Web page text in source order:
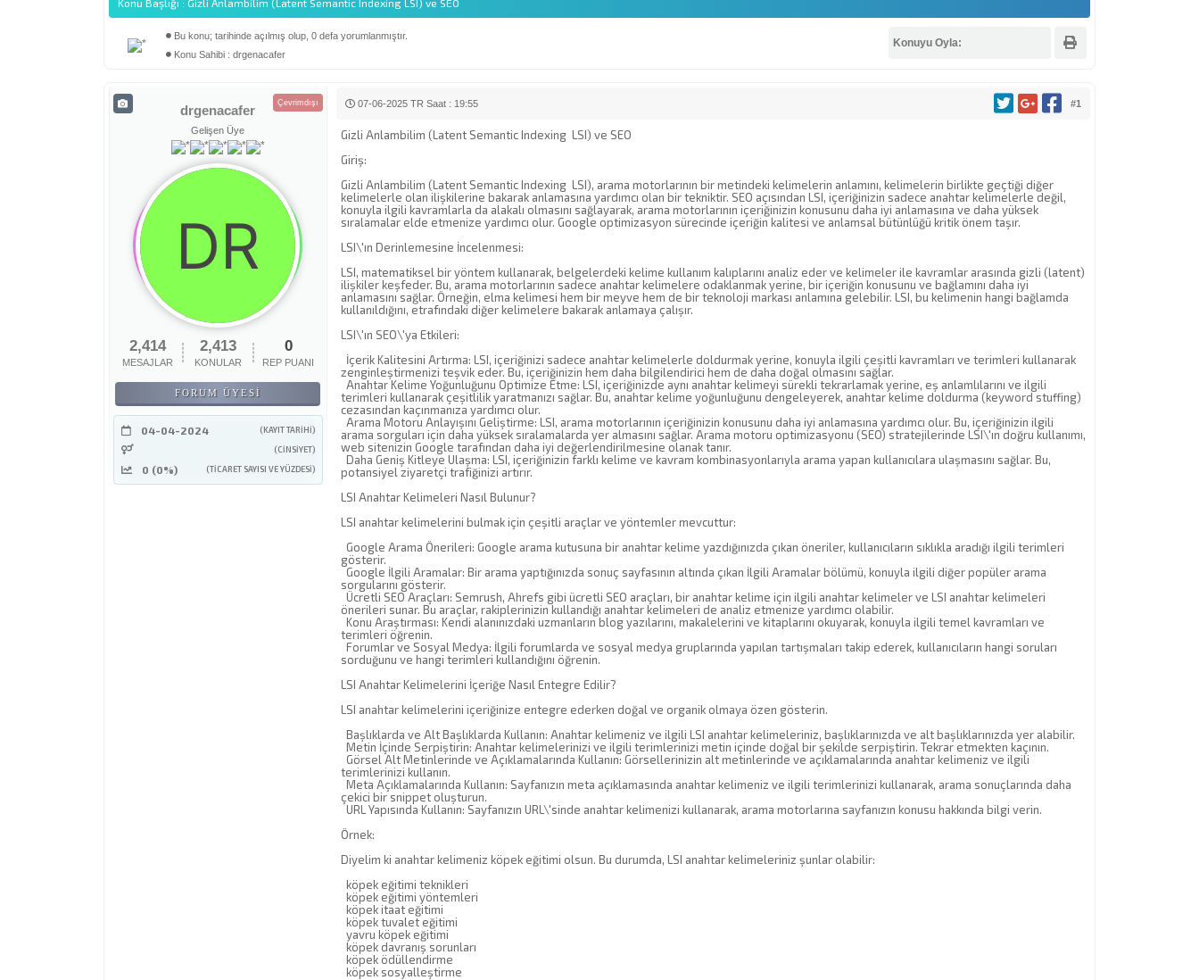
Konu Başlığı : Gizli Anlambilim (Latent Semantic Indexing LSI) ve SEO
Bu konu; tarihinde açılmış olup, 0 defa yorumlanmıştır.
Konu Sahibi : drgenacafer
Konuyu Oyla:
Derecelendirme: 0/5 - 0 oy
Çevrimdışı
drgenacafer
Gelişen Üye
2,414
MESAJLAR
2,413
KONULAR
0
REP PUANI
FORUM ÜYESI
04-04-2024
(KAYIT TARIHI)
(CINSIYET)
0 (0%) (TICARET SAYISI VE YÜZDESI)
#1
07-06-2025 TR Saat : 19:55
Gizli Anlambilim (Latent Semantic Indexing LSI) ve SEO
Giriş:
Gizli Anlambilim (Latent Semantic Indexing LSI), arama motorlarının bir metindeki kelimelerin anlamını, kelimelerin birlikte geçtiği diğer
kelimelerle olan ilişkilerine bakarak anlamasına yardımcı olan bir tekniktir. SEO açısından LSI, içeriğinizin sadece anahtar kelimelerle değil,
konuyla ilgili kavramlarla da alakalı olmasını sağlayarak, arama motorlarının içeriğinizin konusunu daha iyi anlamasına ve daha yüksek
sıralamalar elde etmenize yardımcı olur. Google optimizasyon sürecinde içeriğin kalitesi ve anlamsal bütünlüğü kritik önem taşır.
LSI\'ın Derinlemesine İncelenmesi:
LSI, matematiksel bir yöntem kullanarak, belgelerdeki kelime kullanım kalıplarını analiz eder ve kelimeler ile kavramlar arasında gizli (latent)
ilişkiler keşfeder. Bu, arama motorlarının sadece anahtar kelimelere odaklanmak yerine, bir içeriğin konusunu ve bağlamını daha iyi
anlamasını sağlar. Örneğin, elma kelimesi hem bir meyve hem de bir teknoloji markası anlamına gelebilir. LSI, bu kelimenin hangi bağlamda
kullanıldığını, etrafındaki diğer kelimelere bakarak anlamaya çalışır.
LSI\'ın SEO\'ya Etkileri:
İçerik Kalitesini Artırma: LSI, içeriğinizi sadece anahtar kelimelerle doldurmak yerine, konuyla ilgili çeşitli kavramları ve terimleri kullanarak
zenginleştirmenizi teşvik eder. Bu, içeriğinizin hem daha bilgilendirici hem de daha doğal olmasını sağlar.
Anahtar Kelime Yoğunluğunu Optimize Etme: LSI, içeriğinizde aynı anahtar kelimeyi sürekli tekrarlamak yerine, eş anlamlılarını ve ilgili
terimleri kullanarak çeşitlilik yaratmanızı sağlar. Bu, anahtar kelime yoğunluğunu dengeleyerek, anahtar kelime doldurma (keyword stuffing)
cezasından kaçınmanıza yardımcı olur.
Arama Motoru Anlayışını Geliştirme: LSI, arama motorlarının içeriğinizin konusunu daha iyi anlamasına yardımcı olur. Bu, içeriğinizin ilgili
arama sorguları için daha yüksek sıralamalarda yer almasını sağlar. Arama motoru optimizasyonu (SEO) stratejilerinde LSI\'ın doğru kullanımı,
web sitenizin Google tarafından daha iyi değerlendirilmesine olanak tanır.
Daha Geniş Kitleye Ulaşma: LSI, içeriğinizin farklı kelime ve kavram kombinasyonlarıyla arama yapan kullanıcılara ulaşmasını sağlar. Bu,
potansiyel ziyaretçi trafiğinizi artırır.
LSI Anahtar Kelimeleri Nasıl Bulunur?
LSI anahtar kelimelerini bulmak için çeşitli araçlar ve yöntemler mevcuttur:
Google Arama Önerileri: Google arama kutusuna bir anahtar kelime yazdığınızda çıkan öneriler, kullanıcıların sıklıkla aradığı ilgili terimleri
gösterir.
Google İlgili Aramalar: Bir arama yaptığınızda sonuç sayfasının altında çıkan İlgili Aramalar bölümü, konuyla ilgili diğer popüler arama
sorgularını gösterir.
Ücretli SEO Araçları: Semrush, Ahrefs gibi ücretli SEO araçları, bir anahtar kelime için ilgili anahtar kelimeler ve LSI anahtar kelimeleri
önerileri sunar. Bu araçlar, rakiplerinizin kullandığı anahtar kelimeleri de analiz etmenize yardımcı olabilir.
Konu Araştırması: Kendi alanınızdaki uzmanların blog yazılarını, makalelerini ve kitaplarını okuyarak, konuyla ilgili temel kavramları ve
terimleri öğrenin.
Forumlar ve Sosyal Medya: İlgili forumlarda ve sosyal medya gruplarında yapılan tartışmaları takip ederek, kullanıcıların hangi soruları
sorduğunu ve hangi terimleri kullandığını öğrenin.
LSI Anahtar Kelimelerini İçeriğe Nasıl Entegre Edilir?
LSI anahtar kelimelerini içeriğinize entegre ederken doğal ve organik olmaya özen gösterin.
Başlıklarda ve Alt Başlıklarda Kullanın: Anahtar kelimeniz ve ilgili LSI anahtar kelimeleriniz, başlıklarınızda ve alt başlıklarınızda yer alabilir.
Metin İçinde Serpiştirin: Anahtar kelimelerinizi ve ilgili terimlerinizi metin içinde doğal bir şekilde serpiştirin. Tekrar etmekten kaçının.
Görsel Alt Metinlerinde ve Açıklamalarında Kullanın: Görsellerinizin alt metinlerinde ve açıklamalarında anahtar kelimeniz ve ilgili
terimlerinizi kullanın.
Meta Açıklamalarında Kullanın: Sayfanızın meta açıklamasında anahtar kelimeniz ve ilgili terimlerinizi kullanarak, arama sonuçlarında daha
çekici bir snippet oluşturun.
URL Yapısında Kullanın: Sayfanızın URL\'sinde anahtar kelimenizi kullanarak, arama motorlarına sayfanızın konusu hakkında bilgi verin.
Örnek:
Diyelim ki anahtar kelimeniz köpek eğitimi olsun. Bu durumda, LSI anahtar kelimeleriniz şunlar olabilir:
köpek eğitimi teknikleri
köpek eğitimi yöntemleri
köpek itaat eğitimi
köpek tuvalet eğitimi
yavru köpek eğitimi
köpek davranış sorunları
köpek ödüllendirme
köpek sosyalleştirme